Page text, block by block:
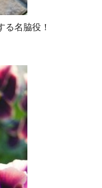
る名脇役！